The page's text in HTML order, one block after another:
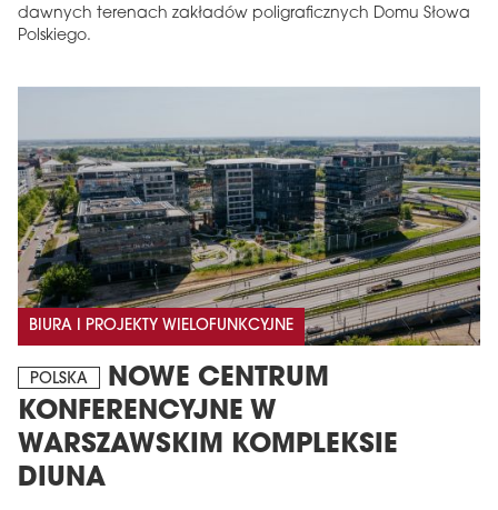
dawnych terenach zakładów poligraficznych Domu Słowa
Polskiego.
BIURA I PROJEKTY WIELOFUNKCYJNE
POLSKA
NOWE CENTRUM
KONFERENCYJNE W
WARSZAWSKIM KOMPLEKSIE
DIUNA